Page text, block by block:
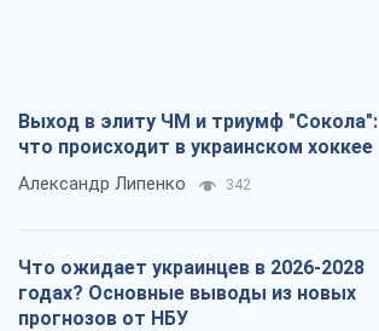
Выход в элиту ЧМ и триумф "Сокола":
что происходит в украинском хоккее
Александр Липенко 342
Что ожидает украинцев в 2026-2028
годах? Основные выводы из новых
прогнозов от НБУ